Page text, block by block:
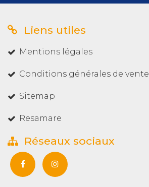
Liens utiles
Mentions légales
Conditions générales de vente
Sitemap
Resamare
Réseaux sociaux